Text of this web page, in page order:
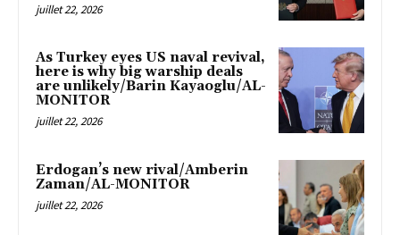
juillet 22, 2026
As Turkey eyes US naval revival,
here is why big warship deals
are unlikely/Barin Kayaoglu/AL-
MONITOR
juillet 22, 2026
Erdogan’s new rival/Amberin
Zaman/AL-MONITOR
juillet 22, 2026